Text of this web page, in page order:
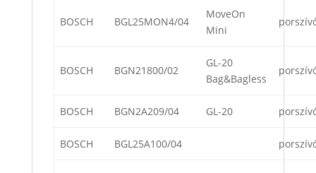
BOSCH BGL25MON4/04
MoveOn
Mini
BOSCH BGN21800/02
GL-20
Bag&Bagless
BOSCH BGN2A209/04 GL-20
BOSCH BGL25A100/04